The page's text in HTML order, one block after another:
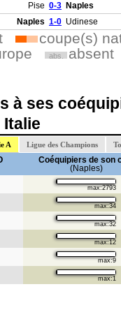
Pise 0-3 Naples
Naples 1-0 Udinese
coupe(s)
abs. absent
à ses
A Ligue des Champions
Coéquipiers de son
(Naples)
max:2793
max:34
max:32
max:12
max:9
max:1